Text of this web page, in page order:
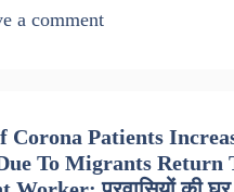
a comment
Corona Patients
To Migrants Return